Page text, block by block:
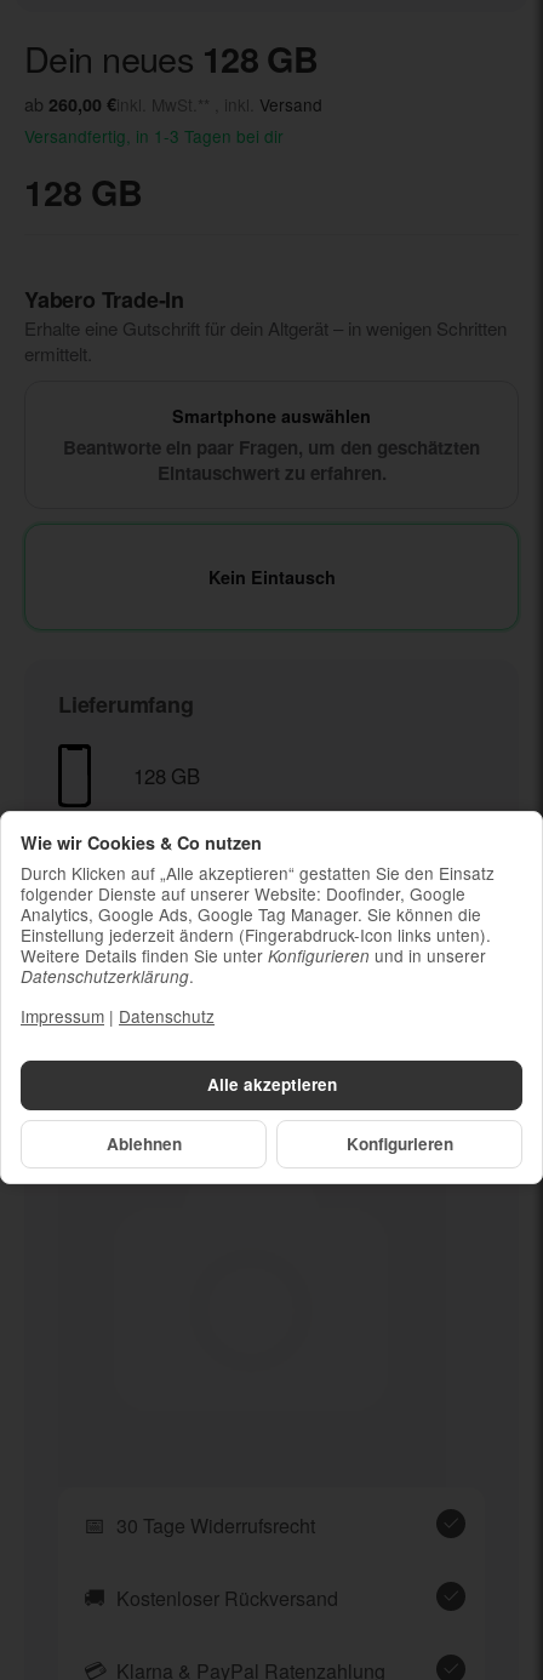
Dein neues 128 GB
ab 260,00 €inkl. MwSt.** , inkl. Versand
Versandfertig, in 1-3 Tagen bei dir
128 GB
Yabero Trade‑In
Erhalte eine Gutschrift für dein Altgerät – in wenigen Schritten
ermittelt.
Smartphone auswählen
Beantworte ein paar Fragen, um den geschätzten
Eintauschwert zu erfahren.
Kein Eintausch
Lieferumfang
128 GB
Ladekabel (ohne Ladestecker)
Um die Nachhaltigkeit zu unterstützen und
weil die meisten neueren Smartphones
kabelloses Laden ermöglichen, ist kein
Ladestecker im Lieferumfang enthalten
Dein neues128 GB
📅 30 Tage Widerrufsrecht
🚚 Kostenloser Rückversand
💳 Klarna & PayPal Ratenzahlung
Alle akzeptieren
Ablehnen Konfigurieren
Wie wir Cookies & Co nutzen
Durch Klicken auf „Alle akzeptieren“ gestatten Sie den Einsatz
folgender Dienste auf unserer Website: Doofinder, Google
Analytics, Google Ads, Google Tag Manager. Sie können die
Einstellung jederzeit ändern (Fingerabdruck-Icon links unten).
Weitere Details finden Sie unter Konfigurieren und in unserer
Datenschutzerklärung.
Impressum | Datenschutz